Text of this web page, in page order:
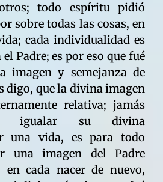
todo espíritu pidió
sobre todas las cosas, en
cada individualidad es
Padre; es por eso que fué
imagen y semejanza de
digo, que la divina imagen
relativa; jamás
a igualar su divina
una vida, es para todo
una imagen del Padre
en cada nacer de nuevo,